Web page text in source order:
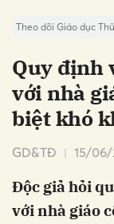
Theo dõi Giáo dục
Quy định
với nhà
biệt khó
GD&TĐ 15/06/
Độc giả hỏi
với nhà giáo